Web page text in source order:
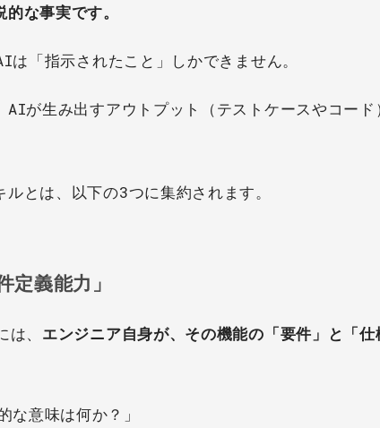
な事実です。
「指示されたこと」しかできません。
が生み出すアウトプット（テストケースやコード
とは、以下の3つに集約されます。
義能力」
、 エンジニア自身が、その機能の「要件」と「仕
な意味は何か？」